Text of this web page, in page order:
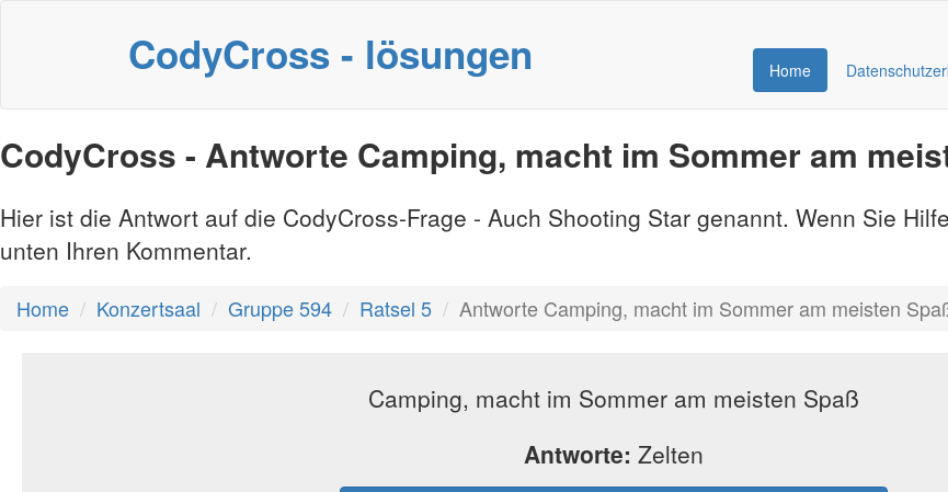
CodyCross - lösungen Home
CodyCross - Antworte Camping, macht im Sommer am
Hier ist die Antwort auf die CodyCross-Frage - Auch Shooting Star genannt. Wenn Sie
unten Ihren Kommentar.
Home Konzertsaal Gruppe 594 Ratsel 5 Antworte Camping, macht im Sommer am meisten
Camping, macht im Sommer am meisten Spaß
Antworte: Zelten